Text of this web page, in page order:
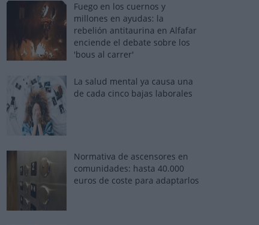
Fuego en los cuernos y
millones en ayudas: la
rebelión antitaurina en Alfafar
enciende el debate sobre los
'bous al carrer'
La salud mental ya causa una
de cada cinco bajas laborales
Normativa de ascensores en
comunidades: hasta 40.000
euros de coste para adaptarlos